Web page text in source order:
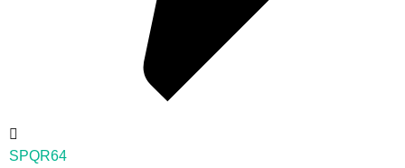
SPQR64